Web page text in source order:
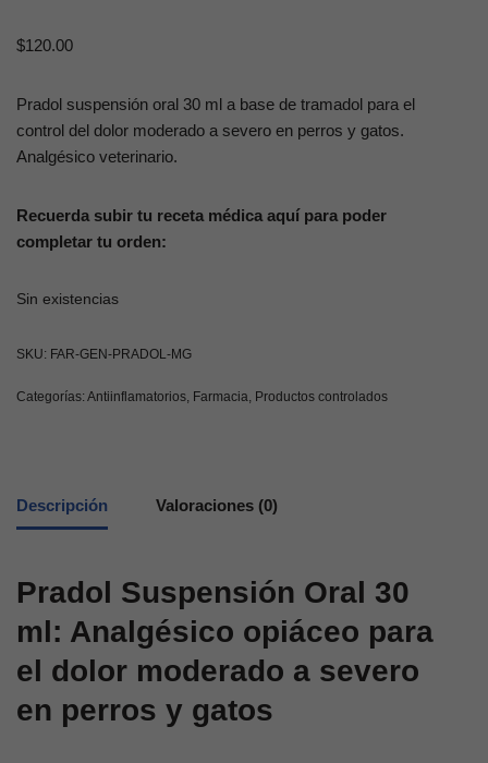
$120.00
Pradol suspensión oral 30 ml a base de tramadol para el
control del dolor moderado a severo en perros y gatos.
Analgésico veterinario.
Recuerda subir tu receta médica aquí para poder
completar tu orden:
Sin existencias
SKU: FAR-GEN-PRADOL-MG
Categorías: Antiinflamatorios Farmacia Productos controlados
Descripción Valoraciones (0)
Pradol Suspensión Oral 30
ml: Analgésico opiáceo para
el dolor moderado a severo
en perros y gatos